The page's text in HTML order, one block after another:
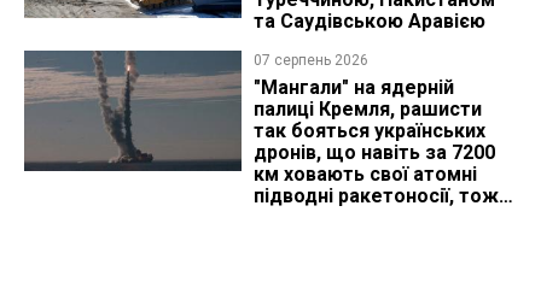
та Саудівською Аравією
07 серпень 2026
"Мангали" на ядерній
палиці Кремля, рашисти
так бояться українських
дронів, що навіть за 7200
км ховають свої атомні
підводні ракетоносії, тож